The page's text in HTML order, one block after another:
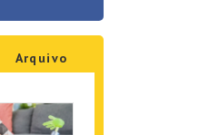
Arquivo